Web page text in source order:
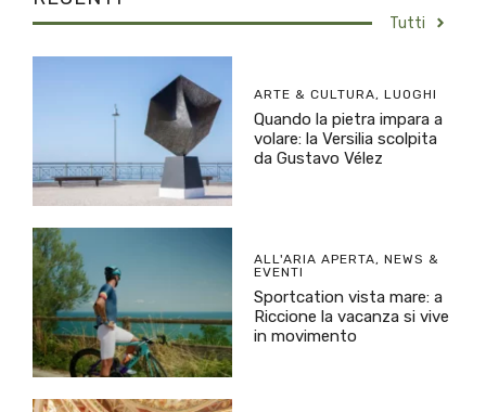
Tutti
ARTE & CULTURA, LUOGHI
Quando la pietra impara a
volare: la Versilia scolpita
da Gustavo Vélez
ALL'ARIA APERTA, NEWS &
EVENTI
Sportcation vista mare: a
Riccione la vacanza si vive
in movimento